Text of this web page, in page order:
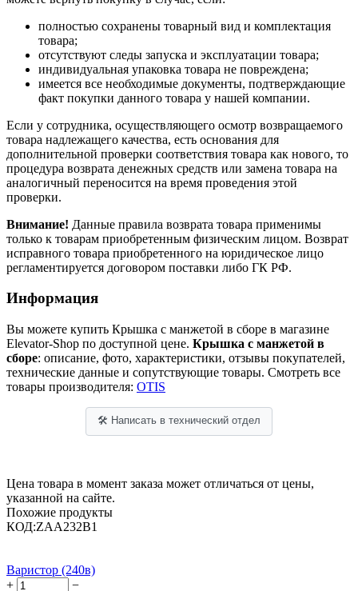
полностью сохранены товарный вид и комплектация
товара;
отсутствуют следы запуска и эксплуатации товара;
индивидуальная упаковка товара не повреждена;
имеется все необходимые документы, подтверждающие
факт покупки данного товара у нашей компании.
Если у сотрудника, осуществляющего осмотр возвращаемого
товара надлежащего качества, есть основания для
дополнительной проверки соответствия товара как нового, то
процедура возврата денежных средств или замена товара на
аналогичный переносится на время проведения этой
проверки.
Внимание! Данные правила возврата товара применимы
только к товарам приобретенным физическим лицом. Возврат
исправного товара приобретенного на юридическое лицо
регламентируется договором поставки либо ГК РФ.
Информация
Вы можете купить Крышка с манжетой в сборе в магазине
Elevator-Shop по доступной цене. Крышка с манжетой в
сборе: описание, фото, характеристики, отзывы покупателей,
технические данные и сопутствующие товары. Смотреть все
товары производителя: OTIS
🛠 Написать в технический отдел
Цена товара в момент заказа может отличаться от цены,
указанной на сайте.
Похожие продукты
КОД:ZAA232B1
Варистор (240в)
+
−